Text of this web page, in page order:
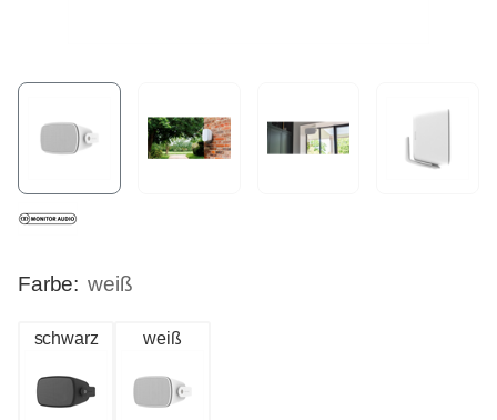
Farbe: weiß
schwarz weiß